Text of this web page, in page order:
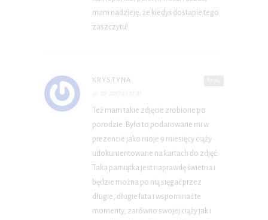
mam nadzieję, że kiedyś dostapie tego
zaszczytu!
KRYSTYNA
Też mam takie zdjęcie zrobione po
porodzie. Było to podarowane mi w
prezencie jako moje 9 miesięcy ciąży
udokumentowane na kartach do zdjęć.
Taka pamiątka jest naprawdę świetna i
będzie można po nią sięgać przez
długie, długie lata i wspominać te
momenty, zarówno swojej ciąży jak i